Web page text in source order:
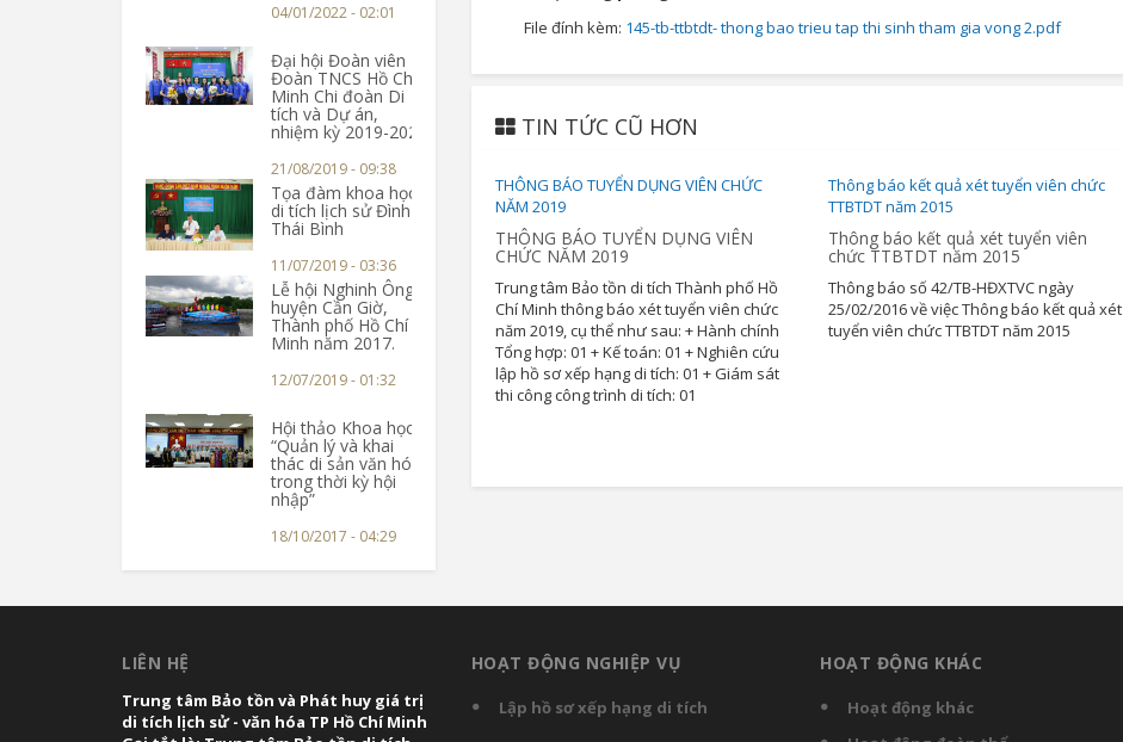
04/01/2022 - 02:01
Đại hội Đoàn viên
Đoàn TNCS Hồ Chí
Minh Chi đoàn Di
tích và Dự án,
nhiệm kỳ 2019-2022
21/08/2019 - 09:38
Tọa đàm khoa học
di tích lịch sử Đình
Thái Bình
11/07/2019 - 03:36
Lễ hội Nghinh Ông
huyện Cần Giờ,
Thành phố Hồ Chí
Minh năm 2017.
12/07/2019 - 01:32
Hội thảo Khoa học
“Quản lý và khai
thác di sản văn hóa
trong thời kỳ hội
nhập”
18/10/2017 - 04:29
File đính kèm: 145-tb-ttbtdt- thong bao trieu tap thi sinh tham gia vong 2.pdf
TIN TỨC CŨ HƠN
THÔNG BÁO TUYỂN DỤNG VIÊN CHỨC
NĂM 2019
THÔNG BÁO TUYỂN DỤNG VIÊN
CHỨC NĂM 2019
Trung tâm Bảo tồn di tích Thành phố Hồ
Chí Minh thông báo xét tuyển viên chức
năm 2019, cụ thể như sau: + Hành chính
Tổng hợp: 01 + Kế toán: 01 + Nghiên cứu
lập hồ sơ xếp hạng di tích: 01 + Giám sát
thi công công trình di tích: 01
Thông báo kết quả xét tuyển viên chức
TTBTDT năm 2015
Thông báo kết quả xét tuyển viên
chức TTBTDT năm 2015
Thông báo số 42/TB-HĐXTVC ngày
25/02/2016 về việc Thông báo kết quả xét
tuyển viên chức TTBTDT năm 2015
LIÊN HỆ
Trung tâm Bảo tồn và Phát huy giá trị
di tích lịch sử - văn hóa TP Hồ Chí Minh
HOẠT ĐỘNG NGHIỆP VỤ
Lập hồ sơ xếp hạng di tích
HOẠT ĐỘNG KHÁC
Hoạt động khác